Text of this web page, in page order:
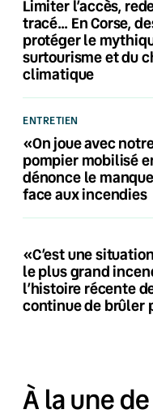
Limiter l’accès,
tracé… En Corse,
protéger le
surtourisme et du
climatique
ENTRETIEN
«On joue avec
pompier mobilisé
dénonce le
face aux incendies
«C’est une
le plus grand
l’histoire récente
continue de brûler
À la une